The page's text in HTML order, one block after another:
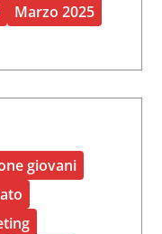
Marzo 2025
giovani